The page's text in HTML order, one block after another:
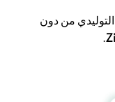
من دون
.